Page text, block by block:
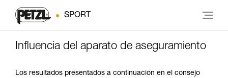
SPORT
Influencia del aparato de aseguramiento
Los resultados presentados a continuación en el consejo